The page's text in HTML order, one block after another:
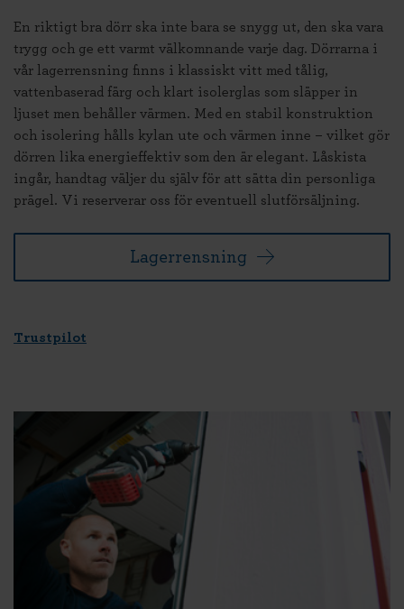
En riktigt bra dörr ska inte bara se snygg ut, den ska vara
trygg och ge ett varmt välkomnande varje dag. Dörrarna i
vår lagerrensning finns i klassiskt vitt med tålig,
vattenbaserad färg och klart isolerglas som släpper in
ljuset men behåller värmen. Med en stabil konstruktion
och isolering hålls kylan ute och värmen inne – vilket gör
dörren lika energieffektiv som den är elegant. Låskista
ingår, handtag väljer du själv för att sätta din personliga
prägel. Vi reserverar oss för eventuell slutförsäljning.
Lagerrensning
Trustpilot